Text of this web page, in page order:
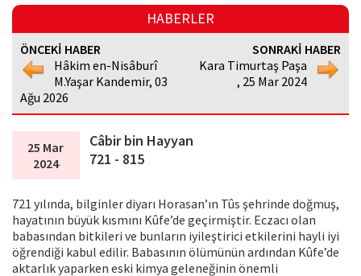
HABERLER
ÖNCEKİ HABER
Hâkim en-Nisâburî
M.Yaşar Kandemir, 03
Ağu 2026
SONRAKİ HABER
Kara Timurtaş Paşa
, 25 Mar 2024
25 Mar
2024
Câbir bin Hayyan
721 - 815
721 yılında, bilginler diyarı Horasan’ın Tûs şehrinde doğmuş,
hayatının büyük kısmını Kûfe’de geçirmiştir. Eczacı olan
babasından bitkileri ve bunların iyileştirici etkilerini hayli iyi
öğrendiği kabul edilir. Babasının ölümünün ardından Kûfe’de
aktarlık yaparken eski kimya geleneğinin önemli